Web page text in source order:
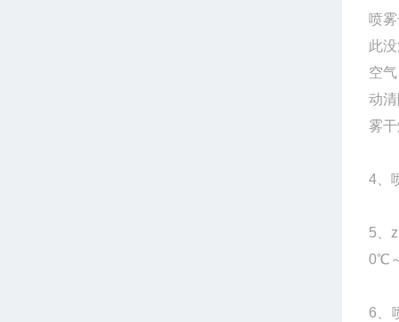
喷
此
空
动
雾
4、
5、
0℃
6、